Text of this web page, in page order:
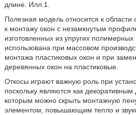
длине. Илл.1.
Полезная модель относится к области
к монтажу окон с незамкнутым
изготовленных из упругих
использована при массовом
монтажа пластиковых окон и при
деревянных окон на пластиковые.
Откосы играют важную роль при
поскольку являются как
которым можно скрыть монтажную
элементом, повышающим тепло и